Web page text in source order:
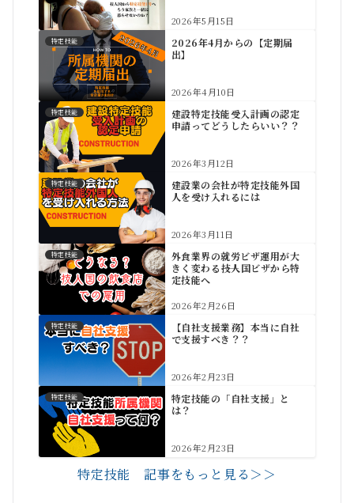
2026年5月15日
特定技能
2026年4月からの【定期届
出】
2026年4月10日
特定技能
建設特定技能受入計画の認定
申請ってどうしたらいい？？
2026年3月12日
特定技能
建設業の会社が特定技能外国
人を受け入れるには
2026年3月11日
特定技能
外食業界の就労ビザ運用が大
きく変わる――技人国ビザから特
定技能へ
2026年2月26日
特定技能
【自社支援業務】本当に自社
で支援すべき？？
2026年2月23日
特定技能
特定技能の「自社支援」と
は？
2026年2月23日
特定技能 記事をもっと見る＞＞